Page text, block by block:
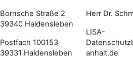
Bornsche Straße 2
39340 Haldensleben
Postfach 100153
39331 Haldensleben
Herr Dr.
LISA-
anhalt.de